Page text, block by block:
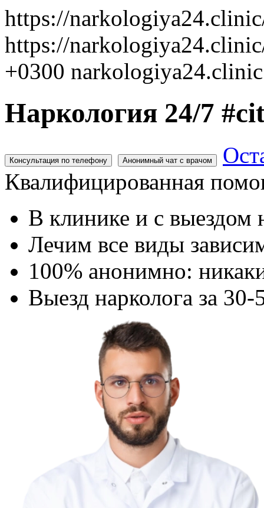
https://
https://
+0300 narkologiya24.clinic
Наркология 24/7
Консультация по телефону Анонимный чат с врачом
Квалифицированная
В клинике и с выездом
Лечим все виды
100% анонимно:
Выезд нарколога за